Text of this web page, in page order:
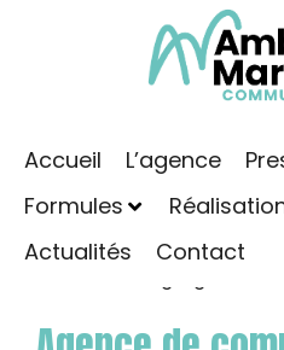
Accueil L’agence
Formules
Actualités
Contact